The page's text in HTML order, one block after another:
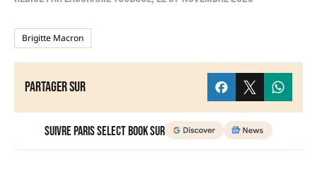
Brigitte Macron
Partager sur
Suivre Paris Select Book sur